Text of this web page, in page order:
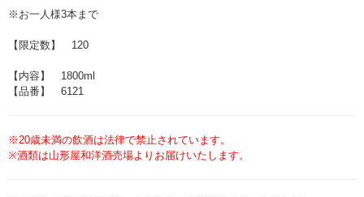
※お一人様3本まで
【限定数】 120
【内容】 1800ml
【品番】 6121
※20歳未満の飲酒は法律で禁止されています。
※酒類は山形屋和洋酒売場よりお届けいたします。